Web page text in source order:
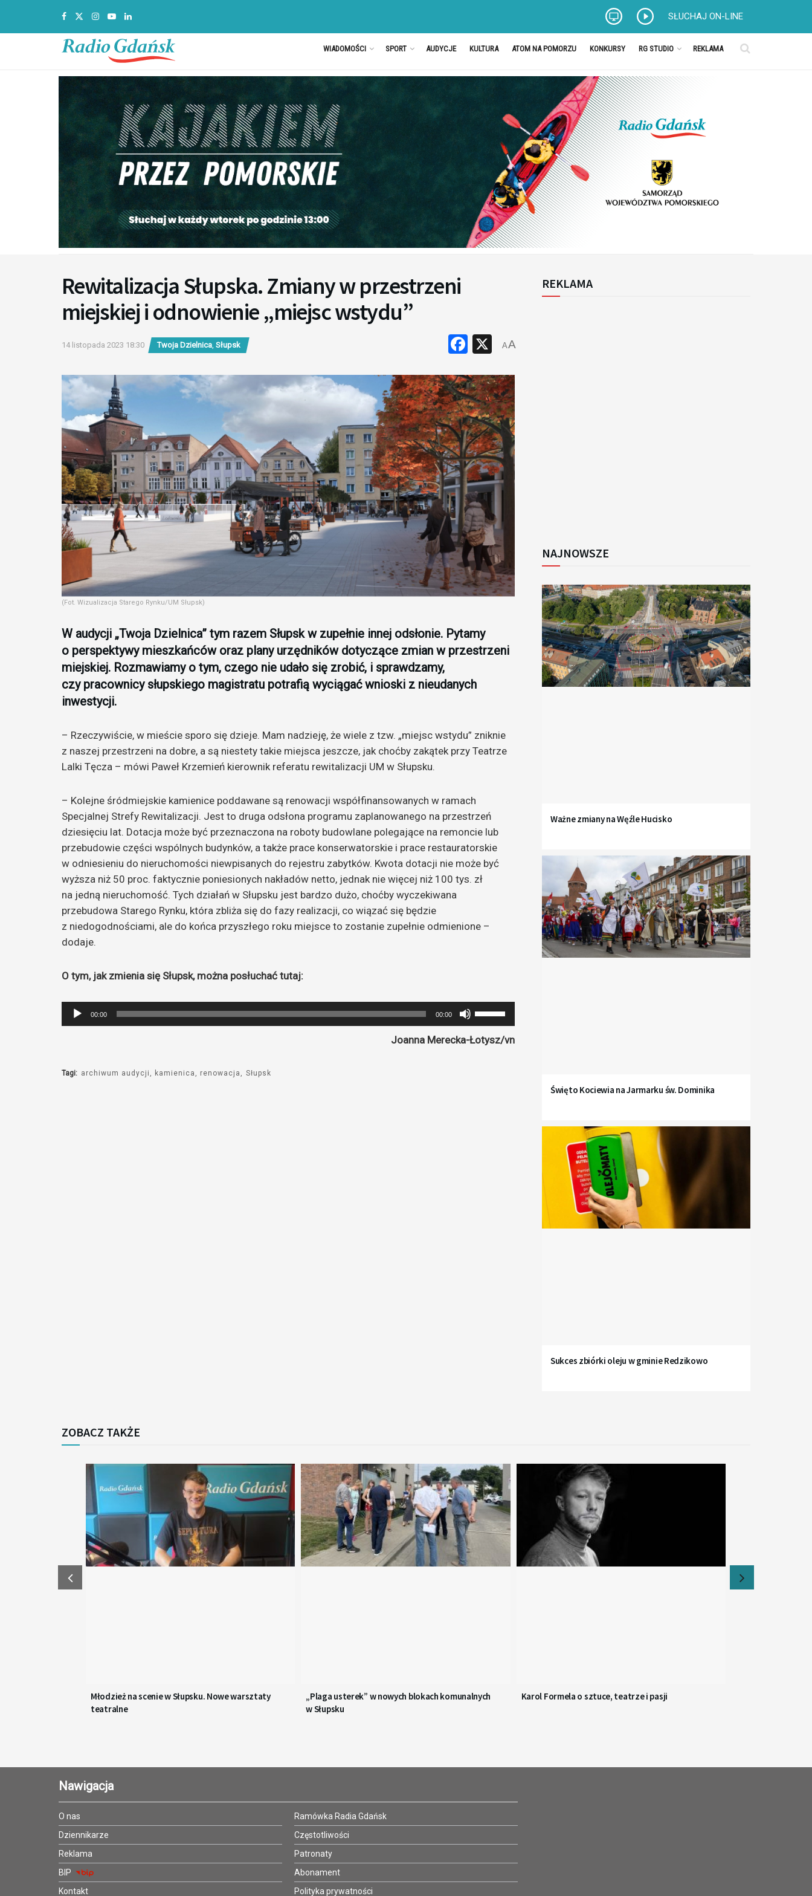
SŁUCHAJ ON-LINE
WIADOMOŚCI SPORT AUDYCJE KULTURA ATOM NA POMORZU KONKURSY RG STUDIO REKLAMA
Rewitalizacja Słupska. Zmiany w przestrzeni
miejskiej i odnowienie „miejsc wstydu”
14 listopada 2023 18:30 Twoja Dzielnica, Słupsk Facebook
X
AA
(Fot. Wizualizacja Starego Rynku/UM Słupsk)
W audycji „Twoja Dzielnica” tym razem Słupsk w zupełnie innej odsłonie. Pytamy
o perspektywy mieszkańców oraz plany urzędników dotyczące zmian w przestrzeni
miejskiej. Rozmawiamy o tym, czego nie udało się zrobić, i sprawdzamy,
czy pracownicy słupskiego magistratu potrafią wyciągać wnioski z nieudanych
inwestycji.
– Rzeczywiście, w mieście sporo się dzieje. Mam nadzieję, że wiele z tzw. „miejsc wstydu” zniknie
z naszej przestrzeni na dobre, a są niestety takie miejsca jeszcze, jak choćby zakątek przy Teatrze
Lalki Tęcza – mówi Paweł Krzemień kierownik referatu rewitalizacji UM w Słupsku.
– Kolejne śródmiejskie kamienice poddawane są renowacji współfinansowanych w ramach
Specjalnej Strefy Rewitalizacji. Jest to druga odsłona programu zaplanowanego na przestrzeń
dziesięciu lat. Dotacja może być przeznaczona na roboty budowlane polegające na remoncie lub
przebudowie części wspólnych budynków, a także prace konserwatorskie i prace restauratorskie
w odniesieniu do nieruchomości niewpisanych do rejestru zabytków. Kwota dotacji nie może być
wyższa niż 50 proc. faktycznie poniesionych nakładów netto, jednak nie więcej niż 100 tys. zł
na jedną nieruchomość. Tych działań w Słupsku jest bardzo dużo, choćby wyczekiwana
przebudowa Starego Rynku, która zbliża się do fazy realizacji, co wiązać się będzie
z niedogodnościami, ale do końca przyszłego roku miejsce to zostanie zupełnie odmienione –
dodaje.
O tym, jak zmienia się Słupsk, można posłuchać tutaj:
Odtwarzacz
plików
00:00 00:00
strzałek
do
Joanna Merecka-Łotysz/vn
Tagi: archiwum audycji kamienica renowacja Słupsk
REKLAMA
NAJNOWSZE
Ważne zmiany na Węźle Hucisko
Święto Kociewia na Jarmarku św. Dominika
Sukces zbiórki oleju w gminie Redzikowo
ZOBACZ TAKŻE
Młodzież na scenie w Słupsku. Nowe warsztaty
teatralne
„Plaga usterek” w nowych blokach komunalnych
w Słupsku
Karol Formela o sztuce, teatrze i pasji
Nawigacja
O nas
Dziennikarze
Reklama
BIP
Kontakt
Ramówka Radia Gdańsk
Częstotliwości
Patronaty
Abonament
Polityka prywatności